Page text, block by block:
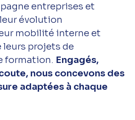
entreprises et
évolution
mobilité interne et
leurs projets de
formation. Engagés,
nous concevons des
adaptées à chaque